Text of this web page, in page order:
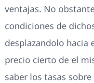
ventajas. No
condiciones de
desplazandolo hacia
precio cierto de el
saber los tasas